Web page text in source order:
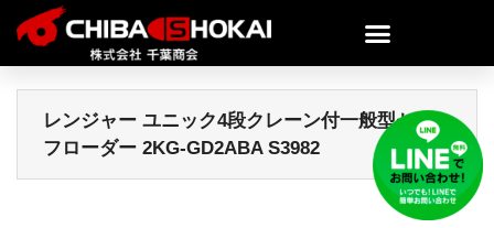
レンジャー ユニック4段クレーン付一般型セル
フローダー 2KG-GD2ABA S3982